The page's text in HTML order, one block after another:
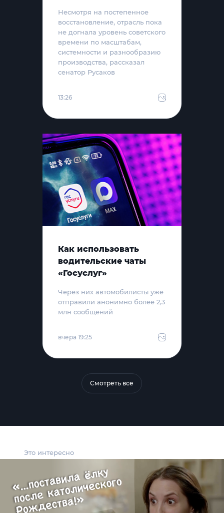
Это интересно
Несмотря на постепенное
восстановление, отрасль пока
не догнала уровень советского
времени по масштабам,
системности и разнообразию
производства, рассказал
сенатор Русаков
13:26
Как использовать
водительские чаты
«Госуслуг»
Через них автомобилисты уже
отправили анонимно более 2,3
млн сообщений
вчера 19:25
Смотреть все